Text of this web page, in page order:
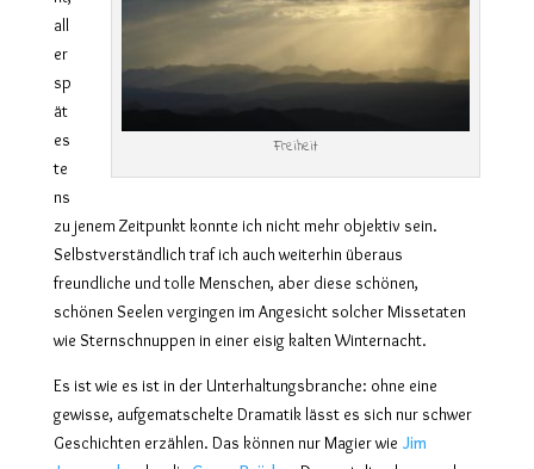
Freiheit
all
er
sp
ät
es
te
ns
zu jenem Zeitpunkt konnte ich nicht mehr objektiv sein.
Selbstverständlich traf ich auch weiterhin überaus
freundliche und tolle Menschen, aber diese schönen,
schönen Seelen vergingen im Angesicht solcher Missetaten
wie Sternschnuppen in einer eisig kalten Winternacht.
Es ist wie es ist in der Unterhaltungsbranche: ohne eine
gewisse, aufgematschelte Dramatik lässt es sich nur schwer
Geschichten erzählen. Das können nur Magier wie Jim